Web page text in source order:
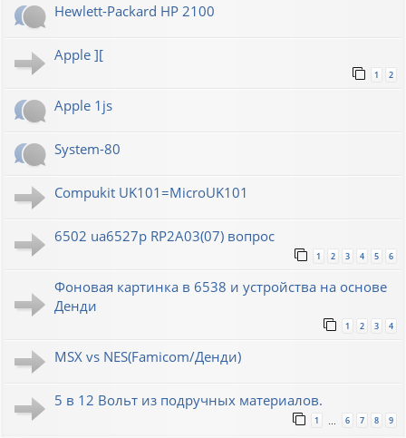
Hewlett-Packard HP 2100
Apple ][
1 2
Apple 1js
System-80
Compukit UK101=MicroUK101
6502 ua6527p RP2A03(07) вопрос
1 2 3 4 5 6
Фоновая картинка в 6538 и устройства на основе
Денди
1 2 3 4
MSX vs NES(Famicom/Денди)
5 в 12 Вольт из подручных материалов.
1 … 6 7 8 9